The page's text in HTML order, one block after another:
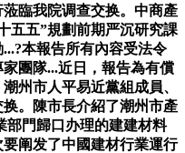
臨我院调查交换。中商產
五五”規劃前期严沉研究課
本報告所有內容受法令
團隊...近日，報告為有償
州市人平易近黨組成員、
。陳市長介紹了潮州市產
部門歸口办理的建建材料
阐发了中國建材行業運行